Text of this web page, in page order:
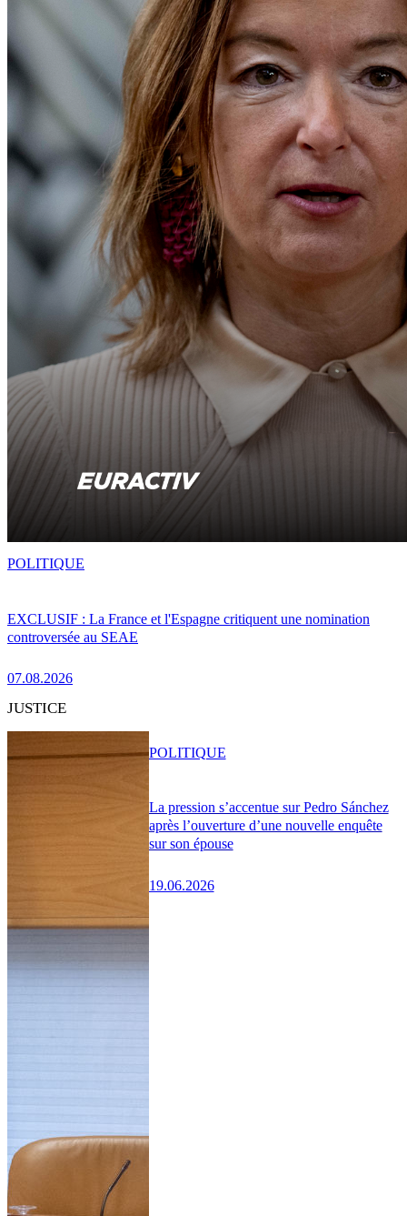
EXCLUSIF : La France et l'Espagne critiquent une nomination
controversée au SEAE
07.08.2026
POLITIQUE
JUSTICE
La pression s’accentue sur Pedro Sánchez
après l’ouverture d’une nouvelle enquête
sur son épouse
19.06.2026
POLITIQUE